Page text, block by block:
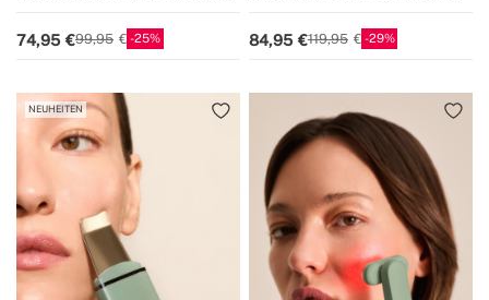
74,95 99,95 25 84,95 119,95 29
NEUHEITEN